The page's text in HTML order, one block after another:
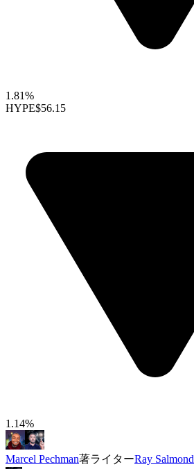
1.81%
HYPE$56.15
1.14%
Marcel Pechman著ライターRay Salmond